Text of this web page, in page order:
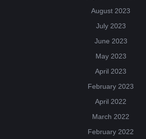
August 2023
July 2023
June 2023
May 2023
April 2023
February 2023
April 2022
March 2022
February 2022